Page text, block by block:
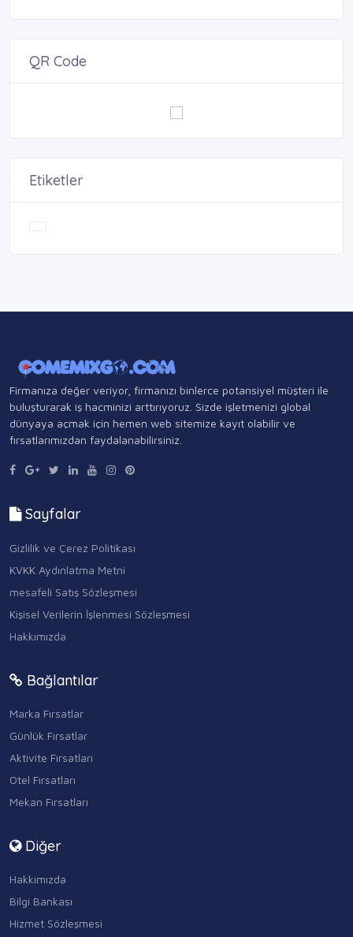
QR Code
Etiketler
Firmanıza değer veriyor, firmanızı binlerce potansiyel müşteri ile
buluşturarak iş hacminizi arttırıyoruz. Sizde işletmenizi global
dünyaya açmak için hemen web sitemize kayıt olabilir ve
fırsatlarımızdan faydalanabilirsiniz.
Sayfalar
Gizlilik ve Çerez Politikası
KVKK Aydınlatma Metni
mesafeli Satış Sözleşmesi
Kişisel Verilerin İşlenmesi Sözleşmesi
Hakkımızda
Bağlantılar
Marka Fırsatlar
Günlük Fırsatlar
Aktivite Fırsatları
Otel Fırsatları
Mekan Fırsatları
Diğer
Hakkımızda
Bilgi Bankası
Hizmet Sözleşmesi